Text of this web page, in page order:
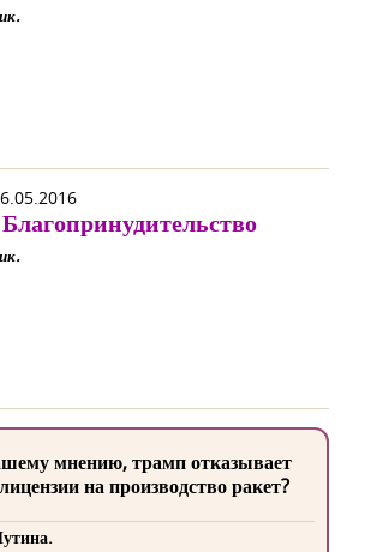
Благопринудительство
мнению, трамп отказывает
на производство ракет?